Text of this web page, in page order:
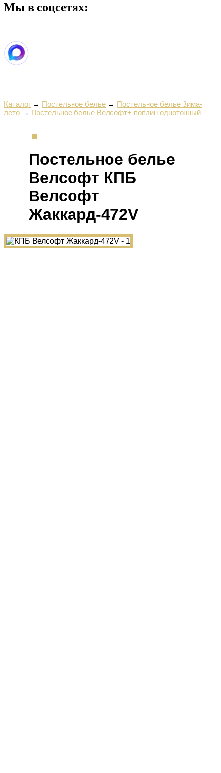
Мы в соцсетях:
Каталог → Постельное белье → Постельное белье Зима-
лето → Постельное белье Велсофт+ поплин однотонный
Постельное белье
Велсофт КПБ
Велсофт
Жаккард-472V